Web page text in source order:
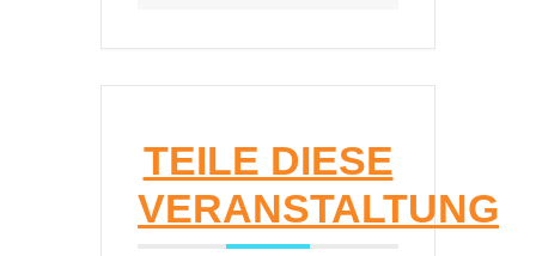
TEILE DIESE
VERANSTALTUNG